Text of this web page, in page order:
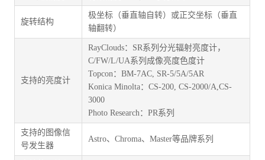
旋转结构
极坐标（垂直轴自转）或正交坐标（垂直
轴翻转）
支持的亮度计
RayClouds：SR系列分光辐射亮度计，
C/FW/L/UA系列成像亮度色度计
Topcon：BM-7AC, SR-5/5A/5AR
Konica Minolta：CS-200, CS-2000/A,CS-
3000
Photo Research：PR系列
支持的图像信
号发生器
Astro、Chroma、Master等品牌系列